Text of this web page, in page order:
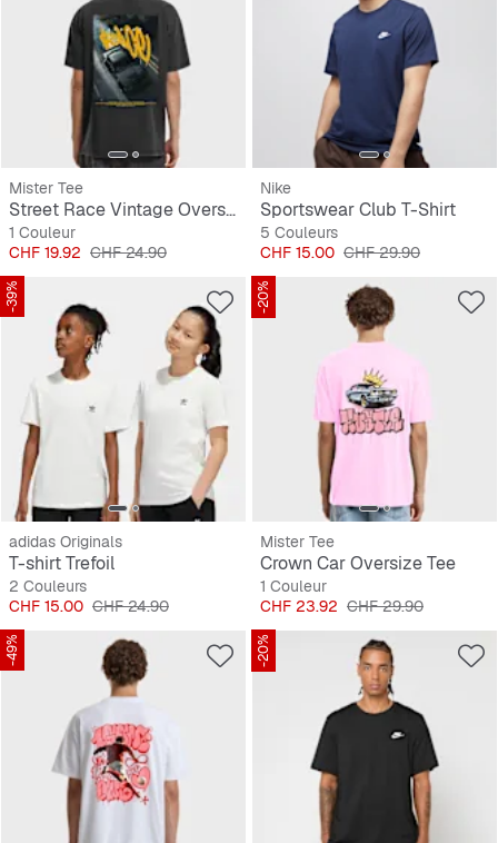
Mister Tee
Street Race Vintage Oversize Tee
1 Couleur
Prix
CHF 19.92 Prix original
CHF 24.90
Nike
Sportswear Club T-Shirt
5 Couleurs
Prix
CHF 15.00 Prix original
CHF 29.90
-39%
adidas Originals
T-shirt Trefoil
2 Couleurs
Prix
CHF 15.00 Prix original
CHF 24.90
-20%
Mister Tee
Crown Car Oversize Tee
1 Couleur
Prix
CHF 23.92 Prix original
CHF 29.90
-49% -20%